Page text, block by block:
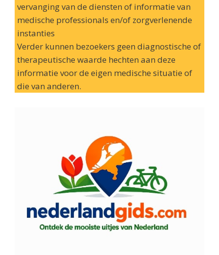
vervanging van de diensten of informatie van
medische professionals en/of zorgverlenende
instanties
Verder kunnen bezoekers geen diagnostische of
therapeutische waarde hechten aan deze
informatie voor de eigen medische situatie of
die van anderen.